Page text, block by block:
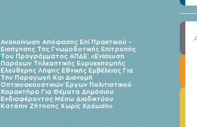
Ανακοίνωση Απόφασης Επί Πρακτικού –
Εισήγησης Της Γνωμοδοτικής Επιτροπής
Του Προγράμματος ΑΠΔΕ: «Ενίσχυση
Παρόχων Τηλεοπτικής Ευρυεκπομπής
Ελεύθερης Λήψης Εθνικής Εμβέλειας Για
Την Παραγωγή Και Διανομή
Οπτικοακουστικών Έργων Πολιτιστικού
Χαρακτήρα Για Θέματα Δημόσιου
Ενδιαφέροντος Μέσω Διαδικτύου
Κατόπιν Ζήτησης Χωρίς Χρέωση»